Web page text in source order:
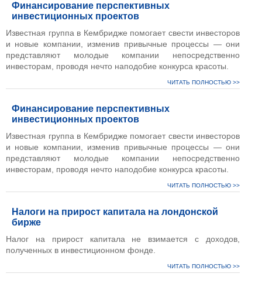
Финансирование перспективных
инвестиционных проектов
Известная группа в Кембридже помогает свести инвесторов
и новые компании, изменив привычные процессы — они
представляют молодые компании непосредственно
инвесторам, проводя нечто наподобие конкурса красоты.
ЧИТАТЬ ПОЛНОСТЬЮ >>
Финансирование перспективных
инвестиционных проектов
Известная группа в Кембридже помогает свести инвесторов
и новые компании, изменив привычные процессы — они
представляют молодые компании непосредственно
инвесторам, проводя нечто наподобие конкурса красоты.
ЧИТАТЬ ПОЛНОСТЬЮ >>
Налоги на прирост капитала на лондонской
бирже
Налог на прирост капитала не взимается с доходов,
полученных в инвестиционном фонде.
ЧИТАТЬ ПОЛНОСТЬЮ >>